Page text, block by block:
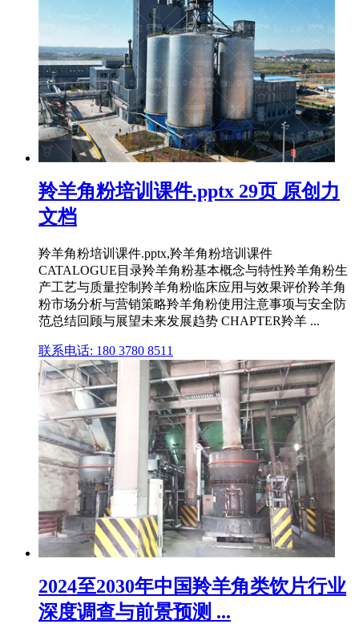
羚羊角粉培训课件.pptx 29页 原创力
文档
羚羊角粉培训课件.pptx,羚羊角粉培训课件
CATALOGUE目录羚羊角粉基本概念与特性羚羊角粉生
产工艺与质量控制羚羊角粉临床应用与效果评价羚羊角
粉市场分析与营销策略羚羊角粉使用注意事项与安全防
范总结回顾与展望未来发展趋势 CHAPTER羚羊 ...
联系电话: 180 3780 8511
2024至2030年中国羚羊角类饮片行业
深度调查与前景预测 ...